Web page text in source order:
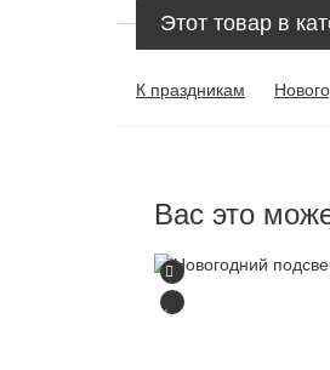
Этот товар в
К праздникам
Вас это